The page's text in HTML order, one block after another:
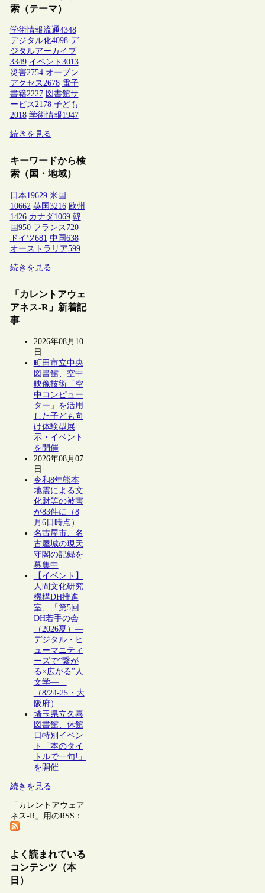
索（テーマ）
学術情報流通4348
デジタル化4098 デ
ジタルアーカイブ
3349 イベント 3013
災害2754 オープン
アクセス2678 電子
書籍2227 図書館サ
ービス2178 子ども
2018 学術情報1947
続きを見る
キーワードから検
索（国・地域）
日本19629 米国
10662 英国3216 欧州
1426 カナダ1069 韓
国950 フランス 720
ドイツ681 中国638
オーストラリア599
続きを見る
「カレントアウェ
アネス-R」新着記
事
2026年08月10
日
町田市立中央
図書館、空中
映像技術「空
中コンピュー
ター」を活用
した子ども向
け体験型展
示・イベント
を開催
2026年08月07
日
令和8年熊本
地震による文
化財等の被害
が83件に（8
月6日時点）
名古屋市、名
古屋城の現天
守閣の記録を
募集中
【イベント】
人間文化研究
機構DH推進
室、「第5回
DH若手の会
（2026夏）―
デジタル・ヒ
ューマニティ
ーズで“繋が
る×広がる”人
文学―」
（8/24-25・大
阪府）
埼玉県立久喜
図書館、休館
日特別イベン
ト「本のタイ
トルで一句!」
を開催
続きを見る
「カレントアウェア
ネス-R」用のRSS：
よく読まれている
コンテンツ（本
日）